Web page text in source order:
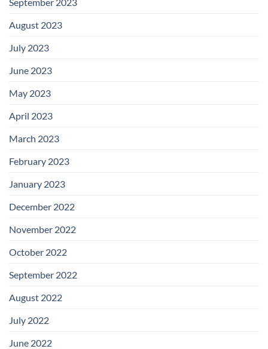
August 2023
July 2023
June 2023
May 2023
April 2023
March 2023
February 2023
January 2023
December 2022
November 2022
October 2022
September 2022
August 2022
July 2022
June 2022